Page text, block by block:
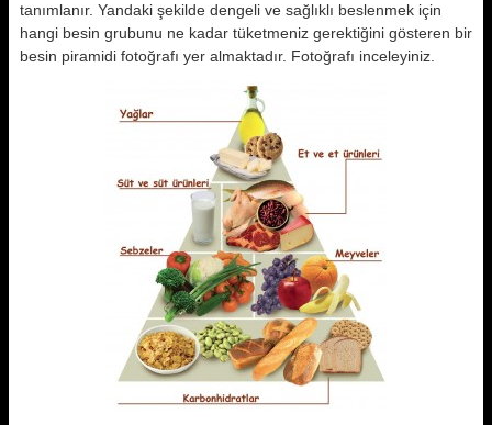
tanımlanır. Yandaki şekilde dengeli ve sağlıklı beslenmek için
hangi besin grubunu ne kadar tüketmeniz gerektiğini gösteren bir
besin piramidi fotoğrafı yer almaktadır. Fotoğrafı inceleyiniz.